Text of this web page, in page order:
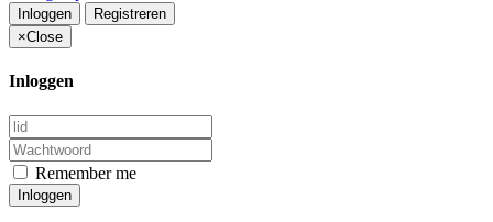
Inloggen
Registreren
×Close
Inloggen
Remember me
Inloggen